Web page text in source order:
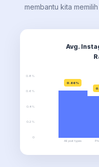
membantu kita
Avg.
0
0.2%
0.4%
0.6%
0.8%
0.66%
All post types